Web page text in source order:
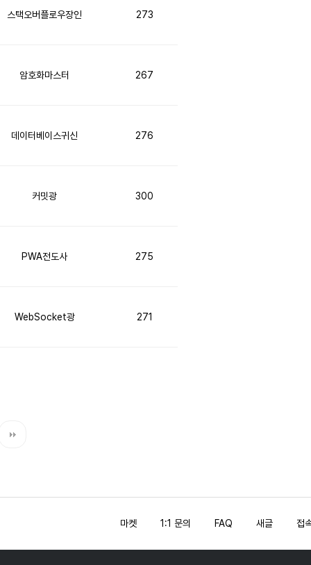
스택오버플로우장인 273
암호화마스터 267
데이터베이스귀신 276
커밋광 300
PWA전도사 275
WebSocket광 271
마켓 1:1 문의 FAQ 새글 접